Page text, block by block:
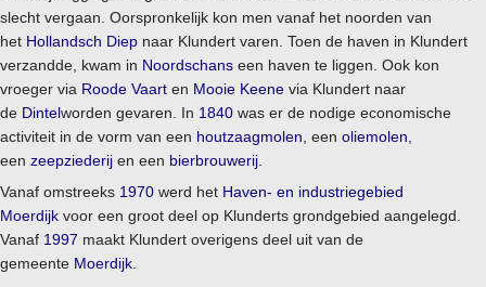
slecht vergaan. Oorspronkelijk kon men vanaf het noorden van
het Hollandsch Diep naar Klundert varen. Toen de haven in Klundert
verzandde, kwam in Noordschans een haven te liggen. Ook kon
vroeger via Roode Vaart en Mooie Keene via Klundert naar
de Dintelworden gevaren. In 1840 was er de nodige economische
activiteit in de vorm van een houtzaagmolen , een oliemolen
een zeepziederij en een bierbrouwerij
Vanaf omstreeks 1970 werd het Haven- en industriegebied
Moerdijk voor een groot deel op Klunderts grondgebied aangelegd.
Vanaf 1997 maakt Klundert overigens deel uit van de
gemeente Moerdijk